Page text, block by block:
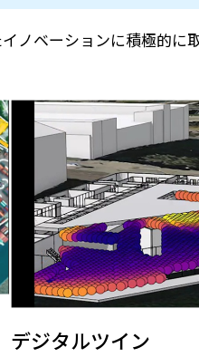
ノベーションに積極的に
デジタルツイン